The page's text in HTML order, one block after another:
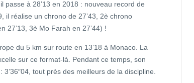
passe à 28’13 en 2018 : nouveau record de
il réalise un chrono de 27’43, 2è chrono
27’13, 3è Mo Farah en 27’44) !
du 5 km sur route en 13’18 à Monaco. La
sur ce format-là. Pendant ce temps, son
tout près des meilleurs de la discipline.